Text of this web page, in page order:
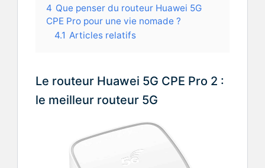
4 Que penser du routeur Huawei 5G
CPE Pro pour une vie nomade ?
4.1 Articles relatifs
Le routeur Huawei 5G CPE Pro 2 :
le meilleur routeur 5G